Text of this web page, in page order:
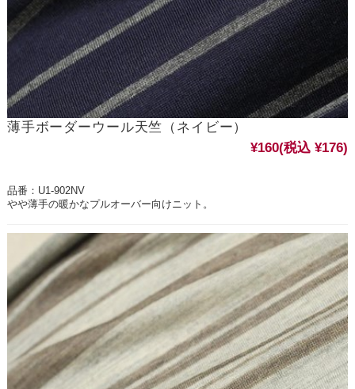
薄手ボーダーウール天竺（ネイビー）
¥160(税込 ¥176)
品番：U1-902NV
やや薄手の暖かなプルオーバー向けニット。